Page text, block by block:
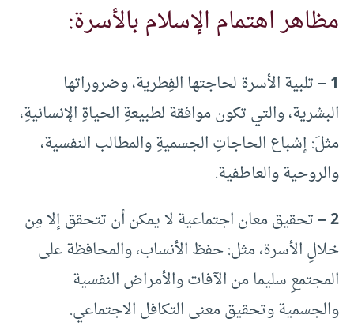
مظاهر اهتمام الإسلام بالأسرة:
1 –
تلبية الأسرة لحاجتها الفِطرية، وضروراتها
البشرية، والتي تكون موافقة لطبيعةِ الحياةِ الإنسانيةِ،
مثلَ: إشباع الحاجاتِ الجسميةِ والمطالب النفسية،
والروحية والعاطفية.
2 –
تحقيق معان اجتماعية لا يمكن أن تتحقق إلا مِن
خلالِ الأسرة، مثل: حفظ الأنساب، والمحافظة على
المجتمعِ سليما من الآفات والأمراض النفسية
والجسمية وتحقيق معنى التكافل الاجتماعي.